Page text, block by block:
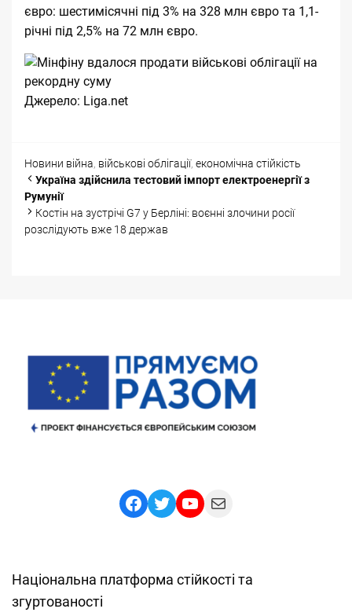
євро: шестимісячні під 3% на 328 млн євро та 1,1-
річні під 2,5% на 72 млн євро.
Джерело: Liga.net
Categories
Новини Tags
війна, військові облігації, економічна стійкість
Post
navigation
Україна здійснила тестовий імпорт електроенергії з
Румунії
Костін на зустрічі G7 у Берліні: воєнні злочини росії
розслідують вже 18 держав
Facebook
TwitterYouTube
Mail
Національна платформа стійкості та
згуртованості